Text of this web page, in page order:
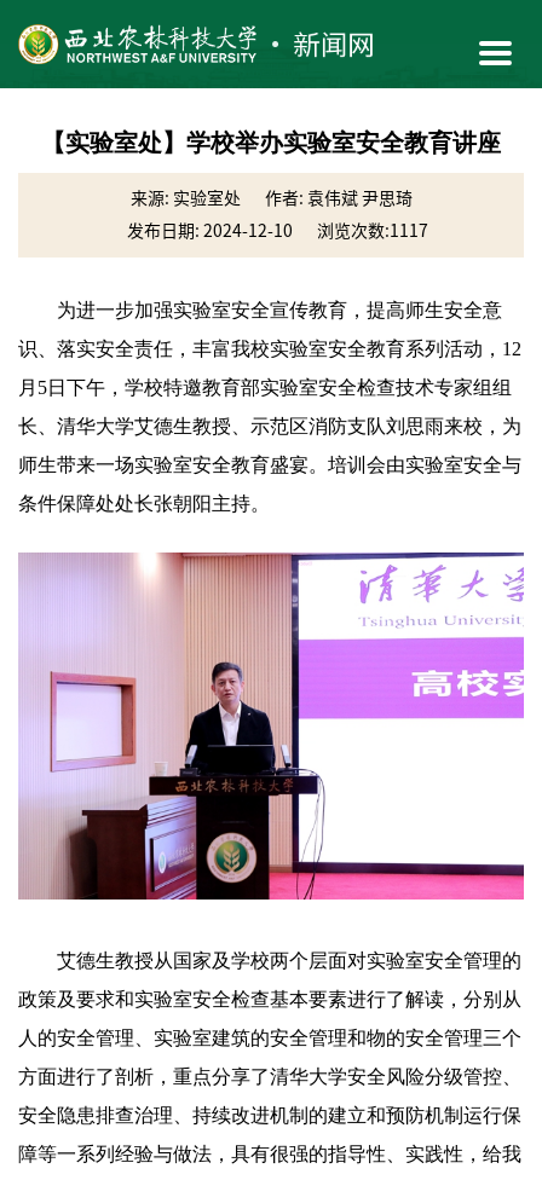
【实验室处】学校举办实验室安全教育讲座
来源: 实验室处
作者: 袁伟斌 尹思琦
发布日期: 2024-12-10
浏览次数:1117
为进一步加强实验室安全宣传教育，提高师生安全意
识、落实安全责任，丰富我校实验室安全教育系列活动，12
月5日下午，学校特邀教育部实验室安全检查技术专家组组
长、清华大学艾德生教授、示范区消防支队刘思雨来校，为
师生带来一场实验室安全教育盛宴。培训会由实验室安全与
条件保障处处长张朝阳主持。
艾德生教授从国家及学校两个层面对实验室安全管理的
政策及要求和实验室安全检查基本要素进行了解读，分别从
人的安全管理、实验室建筑的安全管理和物的安全管理三个
方面进行了剖析，重点分享了清华大学安全风险分级管控、
安全隐患排查治理、持续改进机制的建立和预防机制运行保
障等一系列经验与做法，具有很强的指导性、实践性，给我